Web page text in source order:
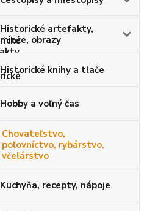
Historické artefakty,
mince, obrazy
Historické knihy a tlače
Hobby a voľný čas
Chovateľstvo,
poľovníctvo, rybárstvo,
včelárstvo
Kuchyňa, recepty, nápoje